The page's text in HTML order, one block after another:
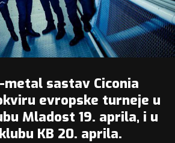
metal sastav Ciconia
evropske turneje u
Mladost 19. aprila, i u
KB 20. aprila.